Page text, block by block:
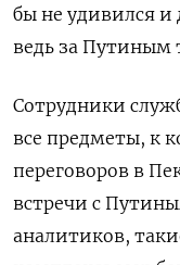
бы не удивился и
ведь за Путиным
Сотрудники
все предметы, к
переговоров в
встречи с
аналитиков,